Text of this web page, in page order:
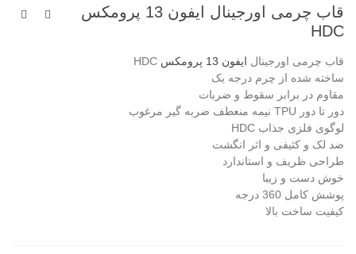
قاب چرمی اورجینال ایفون 13 پرومکس
HDC
قاب چرمی اورجینال ایفون 13 پرومکس
ساخته شده از چرم درجه یک
مقاوم در برابر سقوط و ضربات
دور تا دور TPU نیمه منعطف ضربه گیر مرغوب
لوگوی فلزی جذاب HDC
ضد لک و کثیفی و اثر انگشت
طراحی ظریف و استاندارد
خوش دست و زیبا
پوشش کامل 360 درجه
کیفیت ساخت بالا